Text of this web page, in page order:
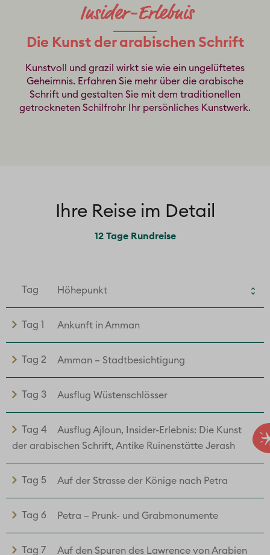
Die Kunst der arabischen Schrift
Kunstvoll und grazil wirkt sie wie ein ungelüftetes
Geheimnis. Erfahren Sie mehr über die arabische
Schrift und gestalten Sie mit dem traditionellen
getrockneten Schilfrohr Ihr persönliches Kunstwerk.
Ihre Reise im Detail
12 Tage Rundreise
Tag Höhepunkt
Tag 1 Ankunft in Amman
Tag 2 Amman – Stadtbesichtigung
Tag 3 Ausflug Wüstenschlösser
Tag 4
Ausflug Ajloun, Insider-Erlebnis: Die Kunst
der arabischen Schrift, Antike Ruinenstätte Jerash
Tag 5 Auf der Strasse der Könige nach Petra
Tag 6 Petra – Prunk- und Grabmonumente
Tag 7 Auf den Spuren des Lawrence von Arabien